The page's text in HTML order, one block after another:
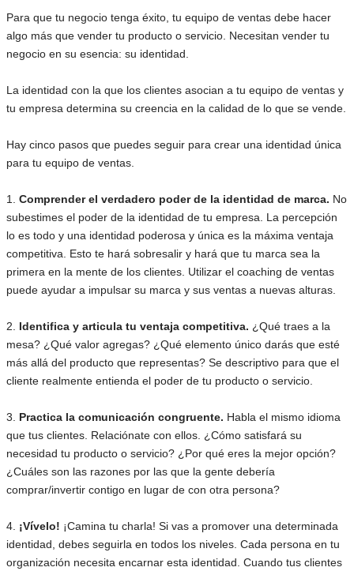
Para que tu negocio tenga éxito, tu equipo de ventas debe hacer
algo más que vender tu producto o servicio. Necesitan vender tu
negocio en su esencia: su identidad.
La identidad con la que los clientes asocian a tu equipo de ventas y
tu empresa determina su creencia en la calidad de lo que se vende.
Hay cinco pasos que puedes seguir para crear una identidad única
para tu equipo de ventas.
1. Comprender el verdadero poder de la identidad de marca. No
subestimes el poder de la identidad de tu empresa. La percepción
lo es todo y una identidad poderosa y única es la máxima ventaja
competitiva. Esto te hará sobresalir y hará que tu marca sea la
primera en la mente de los clientes. Utilizar el coaching de ventas
puede ayudar a impulsar su marca y sus ventas a nuevas alturas.
2. Identifica y articula tu ventaja competitiva. ¿Qué traes a la
mesa? ¿Qué valor agregas? ¿Qué elemento único darás que esté
más allá del producto que representas? Se descriptivo para que el
cliente realmente entienda el poder de tu producto o servicio.
3. Practica la comunicación congruente. Habla el mismo idioma
que tus clientes. Relaciónate con ellos. ¿Cómo satisfará su
necesidad tu producto o servicio? ¿Por qué eres la mejor opción?
¿Cuáles son las razones por las que la gente debería
comprar/invertir contigo en lugar de con otra persona?
4. ¡Vívelo! ¡Camina tu charla! Si vas a promover una determinada
identidad, debes seguirla en todos los niveles. Cada persona en tu
organización necesita encarnar esta identidad. Cuando tus clientes